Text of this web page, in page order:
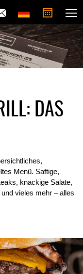
DAS
Menü. Saftige,
knackige Salate,
vieles mehr – alles